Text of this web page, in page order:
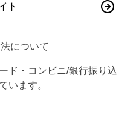
ト
について
ド・コンビニ/銀行振り込
います。